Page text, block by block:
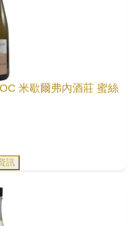
米歇爾弗內酒莊 蜜絲
訊